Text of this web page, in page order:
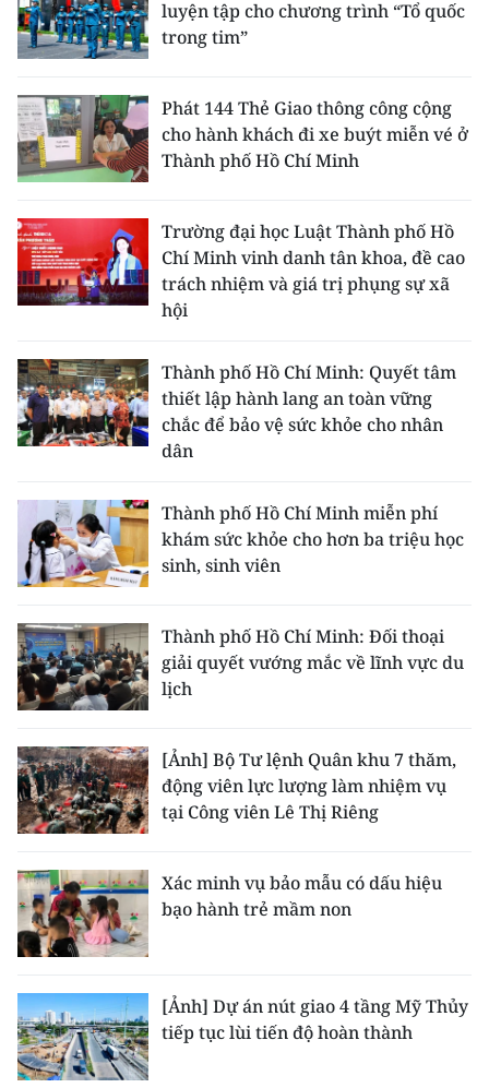
luyện tập cho chương trình “Tổ quốc
trong tim”
Phát 144 Thẻ Giao thông công cộng
cho hành khách đi xe buýt miễn vé ở
Thành phố Hồ Chí Minh
Trường đại học Luật Thành phố Hồ
Chí Minh vinh danh tân khoa, đề cao
trách nhiệm và giá trị phụng sự xã
hội
Thành phố Hồ Chí Minh: Quyết tâm
thiết lập hành lang an toàn vững
chắc để bảo vệ sức khỏe cho nhân
dân
Thành phố Hồ Chí Minh miễn phí
khám sức khỏe cho hơn ba triệu học
sinh, sinh viên
Thành phố Hồ Chí Minh: Đối thoại
giải quyết vướng mắc về lĩnh vực du
lịch
[Ảnh] Bộ Tư lệnh Quân khu 7 thăm,
động viên lực lượng làm nhiệm vụ
tại Công viên Lê Thị Riêng
Xác minh vụ bảo mẫu có dấu hiệu
bạo hành trẻ mầm non
[Ảnh] Dự án nút giao 4 tầng Mỹ Thủy
tiếp tục lùi tiến độ hoàn thành